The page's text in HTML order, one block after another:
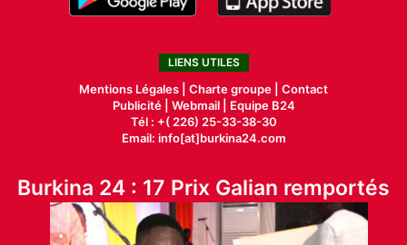
LIENS UTILES
Mentions Légales | Charte groupe | Contact
Publicité| Webmail |
Equipe B24
Tél : +( 226) 25-33-38-30
Email: info[at]burkina24.com
Burkina 24 : 17 Prix Galian remportés